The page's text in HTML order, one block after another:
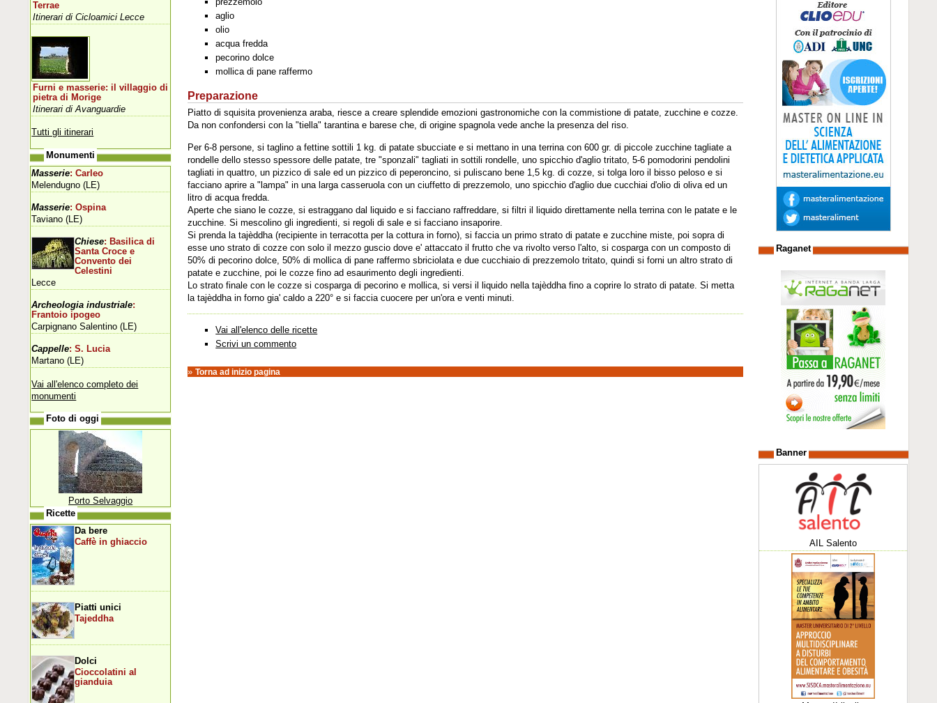
aglio
olio
acqua fredda
pecorino dolce
mollica di pane raffermo
Preparazione
Piatto di squisita provenienza araba, riesce a creare splendide emozioni gastronomiche con la commistione di patate, zucchine e cozze.
Da non confondersi con la "tiella" tarantina e barese che, di origine spagnola vede anche la presenza del riso.
Per 6-8 persone, si taglino a fettine sottili 1 kg. di patate sbucciate e si mettano in una terrina con 600 gr. di piccole zucchine tagliate a
rondelle dello stesso spessore delle patate, tre "sponzali" tagliati in sottili rondelle, uno spicchio d'aglio tritato, 5-6 pomodorini pendolini
tagliati in quattro, un pizzico di sale ed un pizzico di peperoncino, si puliscano bene 1,5 kg. di cozze, si tolga loro il bisso peloso e si
facciano aprire a "lampa" in una larga casseruola con un ciuffetto di prezzemolo, uno spicchio d'aglio due cucchiai d'olio di oliva ed un
litro di acqua fredda.
Aperte che siano le cozze, si estraggano dal liquido e si facciano raffreddare, si filtri il liquido direttamente nella terrina con le patate e le
zucchine. Si mescolino gli ingredienti, si regoli di sale e si facciano insaporire.
Si prenda la tajèddha (recipiente in terracotta per la cottura in forno), si faccia un primo strato di patate e zucchine miste, poi sopra di
esse uno strato di cozze con solo il mezzo guscio dove e' attaccato il frutto che va rivolto verso l'alto, si cosparga con un composto di
50% di pecorino dolce, 50% di mollica di pane raffermo sbriciolata e due cucchiaio di prezzemolo tritato, quindi si forni un altro strato di
patate e zucchine, poi le cozze fino ad esaurimento degli ingredienti.
Lo strato finale con le cozze si cosparga di pecorino e mollica, si versi il liquido nella tajèddha fino a coprire lo strato di patate. Si metta
la tajèddha in forno gia' caldo a 220° e si faccia cuocere per un'ora e venti minuti.
Vai all'elenco delle ricette
Scrivi un commento
»Torna ad inizio pagina
Terrae
Itinerari di Cicloamici Lecce
Furni e masserie: il villaggio di
pietra di Morige
Itinerari di Avanguardie
Tutti gli itinerari
Monumenti
Masserie: Carleo
Melendugno (LE)
Masserie: Ospina
Taviano (LE)
Chiese: Basilica di
Santa Croce e
Convento dei
Celestini
Lecce
Archeologia industriale:
Frantoio ipogeo
Carpignano Salentino (LE)
Cappelle: S. Lucia
Martano (LE)
Vai all'elenco completo dei
monumenti
Foto di oggi
Porto Selvaggio
Ricette
Da bere
Caffè in ghiaccio
Piatti unici
Tajeddha
Dolci
Cioccolatini al
gianduia
Raganet
Banner
AIL Salento